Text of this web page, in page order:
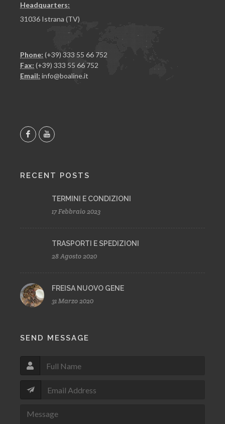
Headquarters:
31036 Istrana (TV)
Phone: (+39) 333 55 66 752
Fax: (+39) 333 55 66 752
Email: info@boaline.it
RECENT POSTS
TERMINI E CONDIZIONI
17 Febbraio 2023
TRASPORTI E SPEDIZIONI
28 Agosto 2020
FREISA NUOVO GENE
31 Marzo 2020
SEND MESSAGE